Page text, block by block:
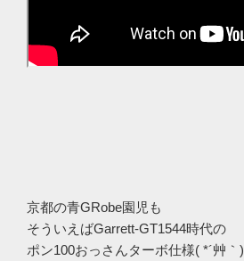
京都の青GRobe園児も
そういえばGarrett-GT1544時代の
ポン100おっさんターボ仕様( *´艸｀)